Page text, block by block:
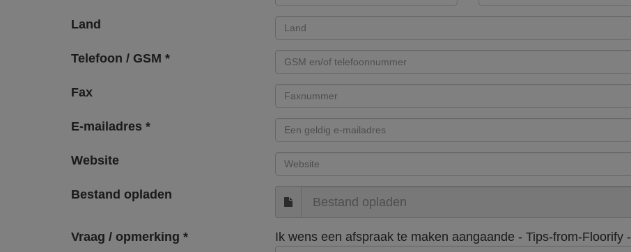
Land
Telefoon / GSM *
Fax
E-mailadres *
Website
Bestand opladen
Vraag / opmerking * Ik wens een afspraak te maken aangaande - Tips-from-Floorify -